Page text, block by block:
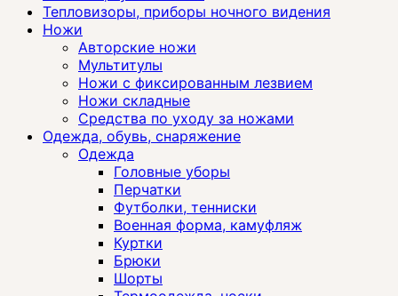
Тепловизоры, приборы ночного видения
Ножи
Авторские ножи
Мультитулы
Ножи с фиксированным лезвием
Ножи складные
Средства по уходу за ножами
Одежда, обувь, снаряжение
Одежда
Головные уборы
Перчатки
Футболки, тенниски
Военная форма, камуфляж
Куртки
Брюки
Шорты